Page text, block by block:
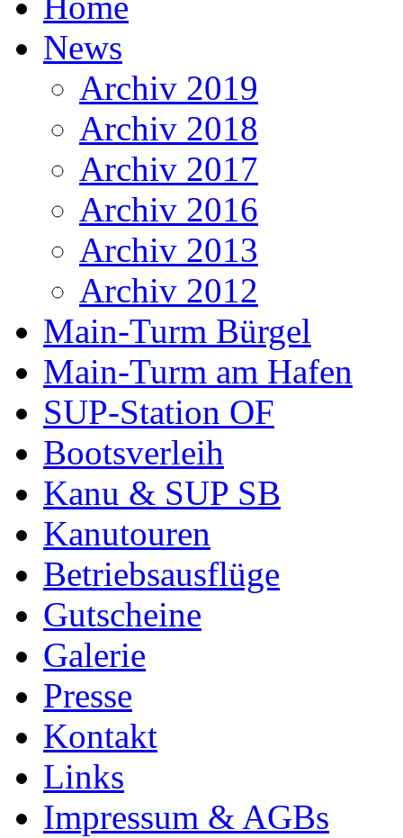
News
Archiv 2019
Archiv 2018
Archiv 2017
Archiv 2016
Archiv 2013
Archiv 2012
Main-Turm Bürgel
Main-Turm am Hafen
SUP-Station OF
Bootsverleih
Kanu & SUP SB
Kanutouren
Betriebsausflüge
Gutscheine
Galerie
Presse
Kontakt
Links
Impressum & AGBs